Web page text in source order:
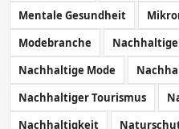
Mentale Gesundheit
Modebranche
Nachhaltige Mode
Nachhaltiger Tourismus
Nachhaltigkeit